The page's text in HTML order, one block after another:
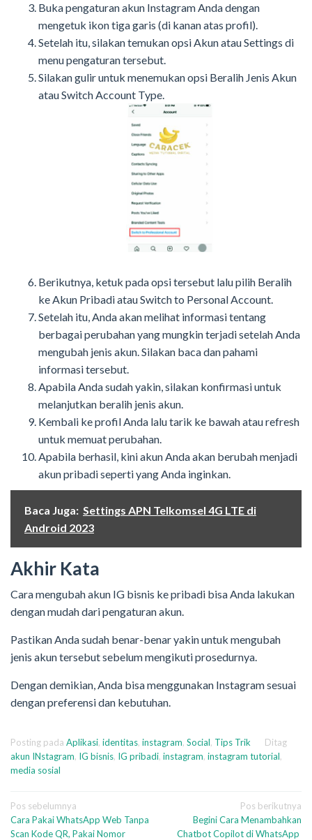
Buka pengaturan akun Instagram Anda dengan
mengetuk ikon tiga garis (di kanan atas profil).
Setelah itu, silakan temukan opsi Akun atau Settings di
menu pengaturan tersebut.
Silakan gulir untuk menemukan opsi Beralih Jenis Akun
atau Switch Account Type.
Berikutnya, ketuk pada opsi tersebut lalu pilih Beralih
ke Akun Pribadi atau Switch to Personal Account.
Setelah itu, Anda akan melihat informasi tentang
berbagai perubahan yang mungkin terjadi setelah Anda
mengubah jenis akun. Silakan baca dan pahami
informasi tersebut.
Apabila Anda sudah yakin, silakan konfirmasi untuk
melanjutkan beralih jenis akun.
Kembali ke profil Anda lalu tarik ke bawah atau refresh
untuk memuat perubahan.
Apabila berhasil, kini akun Anda akan berubah menjadi
akun pribadi seperti yang Anda inginkan.
Baca Juga: Settings APN Telkomsel 4G LTE di
Android 2023
Akhir Kata
Cara mengubah akun IG bisnis ke pribadi bisa Anda lakukan
dengan mudah dari pengaturan akun.
Pastikan Anda sudah benar-benar yakin untuk mengubah
jenis akun tersebut sebelum mengikuti prosedurnya.
Dengan demikian, Anda bisa menggunakan Instagram sesuai
dengan preferensi dan kebutuhan.
Posting pada Aplikasi, identitas, instagram, Social, Tips Trik
Ditag
akun INstagram, IG bisnis, IG pribadi, instagram, instagram tutorial,
media sosial
Navigasi
pos
Pos sebelumnya
Cara Pakai WhatsApp Web Tanpa
Scan Kode QR, Pakai Nomor
Pos berikutnya
Begini Cara Menambahkan
Chatbot Copilot di WhatsApp